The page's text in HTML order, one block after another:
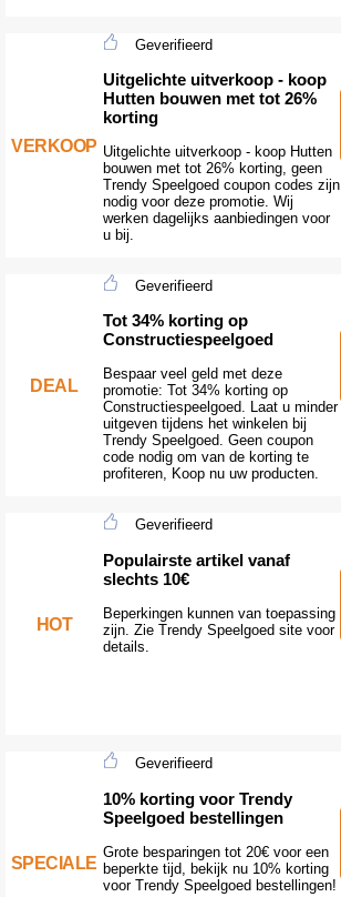
VERKOOP
Geverifieerd
Uitgelichte uitverkoop - koop
Hutten bouwen met tot 26%
korting
Uitgelichte uitverkoop - koop Hutten
bouwen met tot 26% korting, geen
Trendy Speelgoed coupon codes zijn
nodig voor deze promotie. Wij
werken dagelijks aanbiedingen voor
u bij.
DEAL
Geverifieerd
Tot 34% korting op
Constructiespeelgoed
Bespaar veel geld met deze
promotie: Tot 34% korting op
Constructiespeelgoed. Laat u minder
uitgeven tijdens het winkelen bij
Trendy Speelgoed. Geen coupon
code nodig om van de korting te
profiteren, Koop nu uw producten.
HOT
Geverifieerd
Populairste artikel vanaf
slechts 10€
Beperkingen kunnen van toepassing
zijn. Zie Trendy Speelgoed site voor
details.
SPECIALE
Geverifieerd
10% korting voor Trendy
Speelgoed bestellingen
Grote besparingen tot 20€ voor een
beperkte tijd, bekijk nu 10% korting
voor Trendy Speelgoed bestellingen!